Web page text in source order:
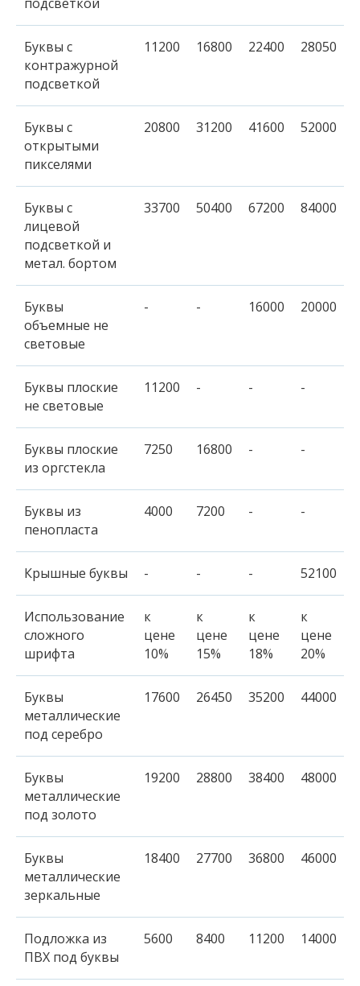
Буквы с
контражурной
подсветкой
11200 16800 22400 28050
Буквы c
открытыми
пикселями
20800 31200 41600 52000
Буквы с
лицевой
подсветкой и
метал. бортом
33700 50400 67200 84000
Буквы
объемные не
световые
- - 16000 20000
Буквы плоские
не световые
11200 - - -
Буквы плоские
из оргстекла
7250 16800 - -
Буквы из
пенопласта
4000 7200 - -
Крышные буквы - - - 52100
Использование
сложного
шрифта
к
цене
10%
к
цене
15%
к
цене
18%
к
цене
20%
Буквы
металлические
под серебро
17600 26450 35200 44000
Буквы
металлические
под золото
19200 28800 38400 48000
Буквы
металлические
зеркальные
18400 27700 36800 46000
Подложка из
ПВХ под буквы
5600 8400 11200 14000